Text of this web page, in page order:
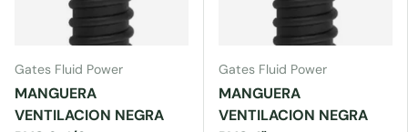
Gates Fluid Power
MANGUERA
VENTILACION NEGRA
Gates Fluid Power
MANGUERA
VENTILACION NEGRA